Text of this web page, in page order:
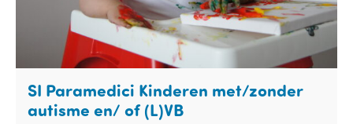
SI Paramedici Kinderen met/zonder
autisme en/ of (L)VB